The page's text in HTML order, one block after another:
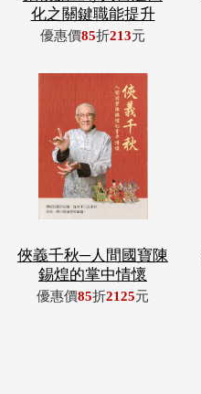
化之關鍵職能提升
優惠價85折213元
俠義千秋─人間國寶陳
錫煌的掌中情懷
優惠價85折2125元